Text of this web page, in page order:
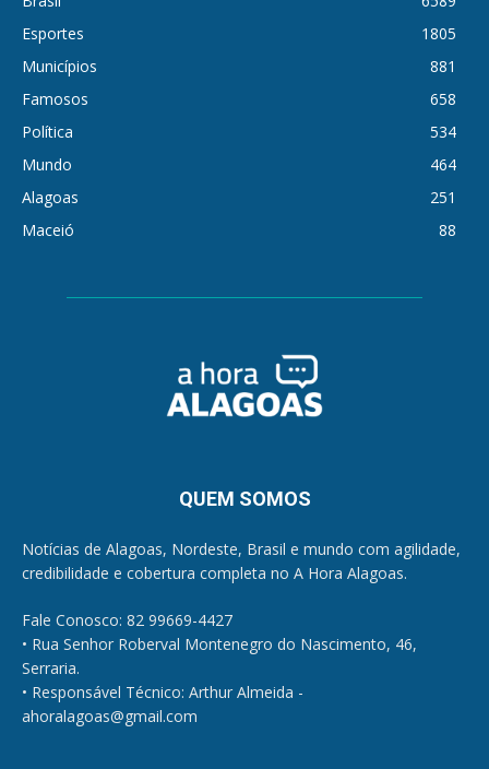
Esportes
1805
Municípios
881
Famosos
658
Política
534
Mundo
464
Alagoas
251
Maceió
88
QUEM SOMOS
Notícias de Alagoas, Nordeste, Brasil e mundo com agilidade,
credibilidade e cobertura completa no A Hora Alagoas.
Fale Conosco: 82 99669-4427
• Rua Senhor Roberval Montenegro do Nascimento, 46,
Serraria.
• Responsável Técnico: Arthur Almeida -
ahoralagoas@gmail.com